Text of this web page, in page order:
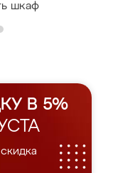
шкаф
В 5%